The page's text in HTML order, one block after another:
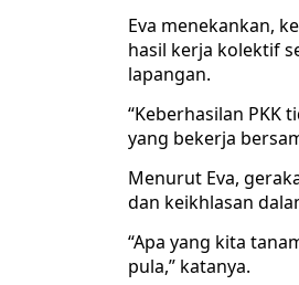
Eva menekankan,
hasil kerja kolektif
lapangan.
“Keberhasilan
yang bekerja
Menurut Eva,
dan keikhlasan
“Apa yang kita
pula,” katanya.